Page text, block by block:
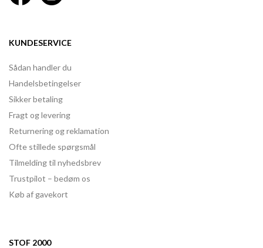
KUNDESERVICE
Sådan handler du
Handelsbetingelser
Sikker betaling
Fragt og levering
Returnering og reklamation
Ofte stillede spørgsmål
Tilmelding til nyhedsbrev
Trustpilot – bedøm os
Køb af gavekort
STOF 2000